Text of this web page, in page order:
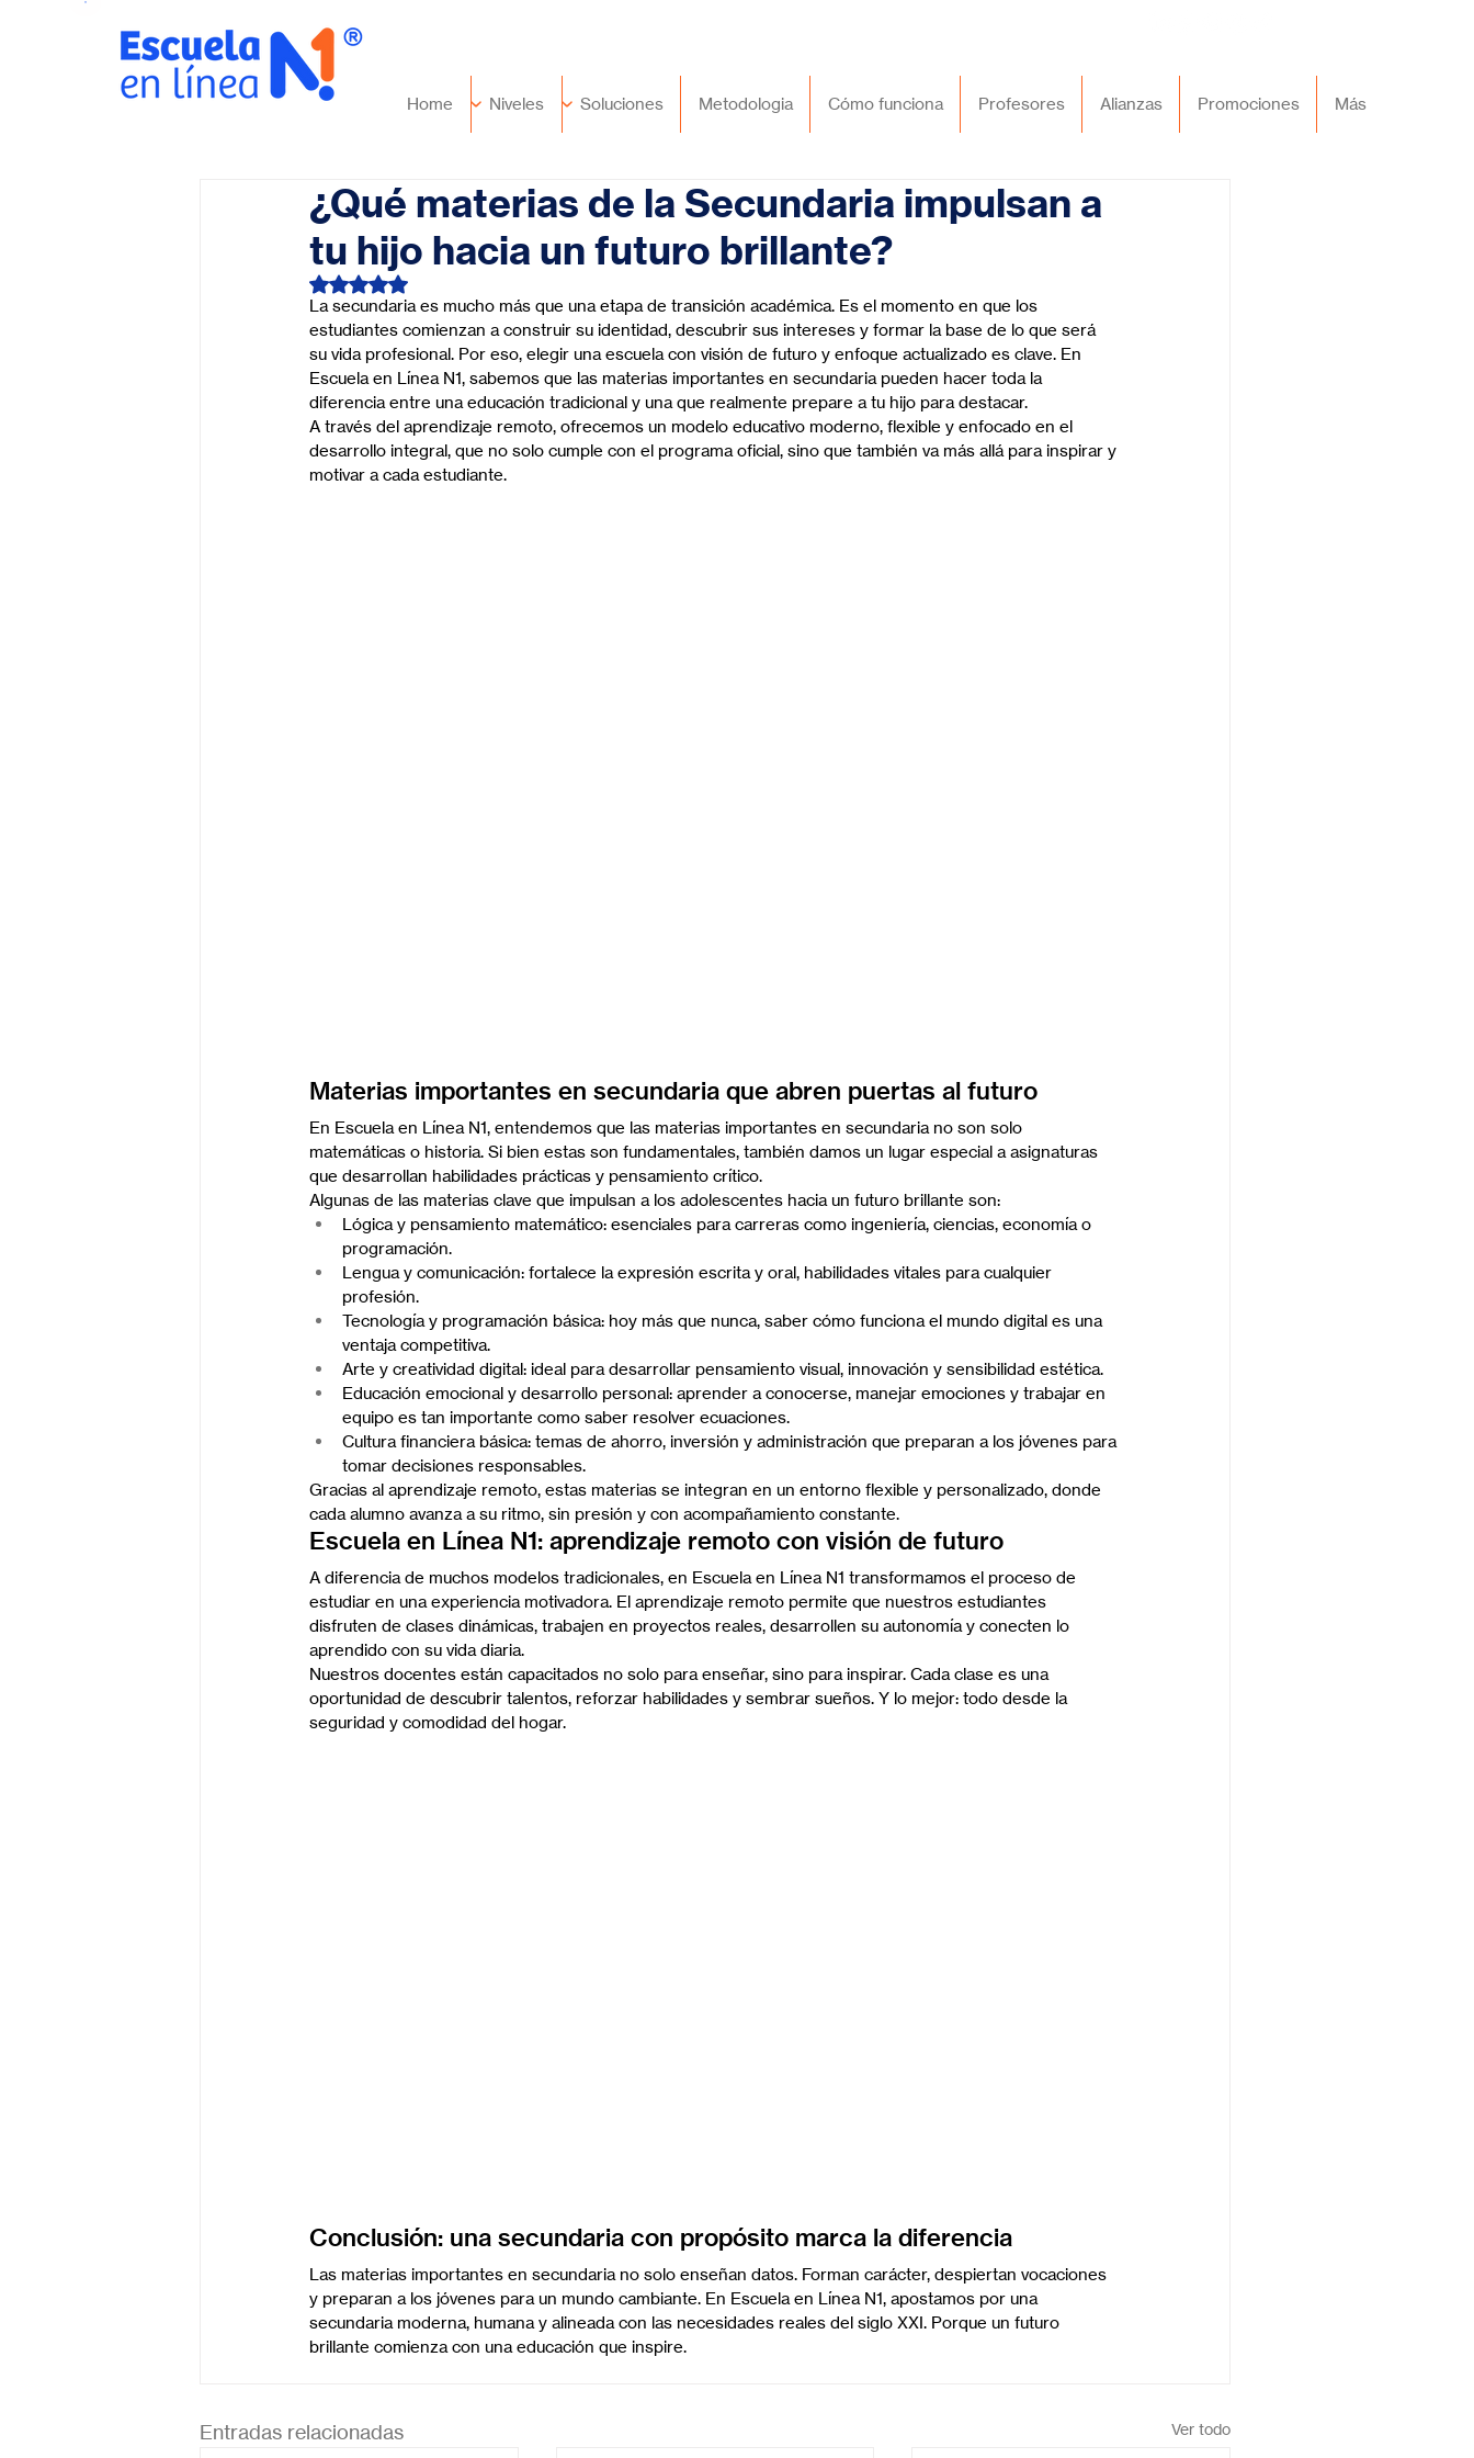
Home Niveles Soluciones Metodologia Cómo funciona Profesores Alianzas Promociones Más
¿Qué materias de la Secundaria impulsan a
tu hijo hacia un futuro brillante?
Obtuvo NaN de 5 estrellas.
La secundaria es mucho más que una etapa de transición académica. Es el momento en que los
estudiantes comienzan a construir su identidad, descubrir sus intereses y formar la base de lo que será
su vida profesional. Por eso, elegir una escuela con visión de futuro y enfoque actualizado es clave. En
Escuela en Línea N1, sabemos que las materias importantes en secundaria pueden hacer toda la
diferencia entre una educación tradicional y una que realmente prepare a tu hijo para destacar.
A través del aprendizaje remoto, ofrecemos un modelo educativo moderno, flexible y enfocado en el
desarrollo integral, que no solo cumple con el programa oficial, sino que también va más allá para inspirar y
motivar a cada estudiante.
Materias importantes en secundaria que abren puertas al futuro
En Escuela en Línea N1, entendemos que las materias importantes en secundaria no son solo
matemáticas o historia. Si bien estas son fundamentales, también damos un lugar especial a asignaturas
que desarrollan habilidades prácticas y pensamiento crítico.
Algunas de las materias clave que impulsan a los adolescentes hacia un futuro brillante son:
Lógica y pensamiento matemático: esenciales para carreras como ingeniería, ciencias, economía o
programación.
Lengua y comunicación: fortalece la expresión escrita y oral, habilidades vitales para cualquier
profesión.
Tecnología y programación básica: hoy más que nunca, saber cómo funciona el mundo digital es una
ventaja competitiva.
Arte y creatividad digital: ideal para desarrollar pensamiento visual, innovación y sensibilidad estética.
Educación emocional y desarrollo personal: aprender a conocerse, manejar emociones y trabajar en
equipo es tan importante como saber resolver ecuaciones.
Cultura financiera básica: temas de ahorro, inversión y administración que preparan a los jóvenes para
tomar decisiones responsables.
Gracias al aprendizaje remoto, estas materias se integran en un entorno flexible y personalizado, donde
cada alumno avanza a su ritmo, sin presión y con acompañamiento constante.
Escuela en Línea N1: aprendizaje remoto con visión de futuro
A diferencia de muchos modelos tradicionales, en Escuela en Línea N1 transformamos el proceso de
estudiar en una experiencia motivadora. El aprendizaje remoto permite que nuestros estudiantes
disfruten de clases dinámicas, trabajen en proyectos reales, desarrollen su autonomía y conecten lo
aprendido con su vida diaria.
Nuestros docentes están capacitados no solo para enseñar, sino para inspirar. Cada clase es una
oportunidad de descubrir talentos, reforzar habilidades y sembrar sueños. Y lo mejor: todo desde la
seguridad y comodidad del hogar.
Conclusión: una secundaria con propósito marca la diferencia
Las materias importantes en secundaria no solo enseñan datos. Forman carácter, despiertan vocaciones
y preparan a los jóvenes para un mundo cambiante. En Escuela en Línea N1, apostamos por una
secundaria moderna, humana y alineada con las necesidades reales del siglo XXI. Porque un futuro
brillante comienza con una educación que inspire.
Entradas relacionadas Ver todo